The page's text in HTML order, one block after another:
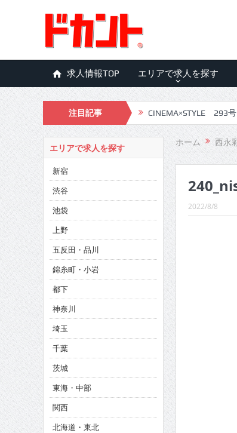
求人情報TOP エリアで求人を探す
注目記事 CINEMA×STYLE 293号
CINEMA×STYLE 292号
CINEMA×STYLE 291号
CINEMA×STYLE 290号
CINEMA×STYLE 289号
CINEMA×STYLE 288号
CINEMA×STYLE 286号
CINEMA×STYLE 285号
CINEMA×STYLE 294号
ホーム 西永
2022/8/8
エリアで求人を探す
新宿
渋谷
池袋
上野
五反田・品川
錦糸町・小岩
都下
神奈川
埼玉
千葉
茨城
東海・中部
関西
北海道・東北